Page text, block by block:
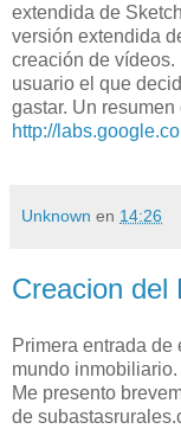
extendida de
versión extendida
creación de vídeos.
usuario el que
gastar. Un
http://
Unknown en 14:26
Creacion del
Primera entrada de
mundo inmobiliario.
Me presento
de subastasrurales.